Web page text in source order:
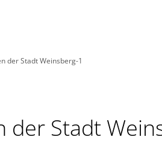
der Stadt Weinsberg-1
der Stadt